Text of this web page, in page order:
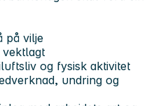
på vilje
vektlagt
og fysisk aktivitet
undring og